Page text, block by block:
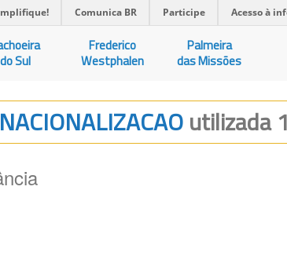
Comunica BR Participe Acesso à
do Sul
Frederico
Westphalen
Palmeira
das Missões
utilizada